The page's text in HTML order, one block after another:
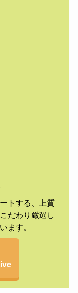
トする、上質
だわり厳選し
ます。